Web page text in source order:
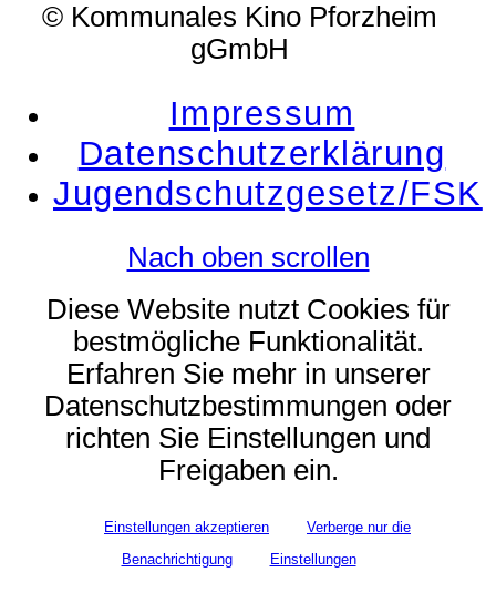
© Kommunales Kino Pforzheim
gGmbH
Impressum
Datenschutzerklärung
Jugendschutzgesetz/FSK
Nach oben scrollen
Diese Website nutzt Cookies für
bestmögliche Funktionalität.
Erfahren Sie mehr in unserer
Datenschutzbestimmungen oder
richten Sie Einstellungen und
Freigaben ein.
Einstellungen akzeptieren
Verberge nur die
Benachrichtigung
Einstellungen